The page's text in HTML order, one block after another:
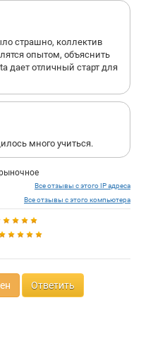
страшно, коллектив
опытом, объяснить
дает отличный старт для
много учиться.
Все отзывы с этого IP адреса
Все отзывы с этого компьютера
Ответить